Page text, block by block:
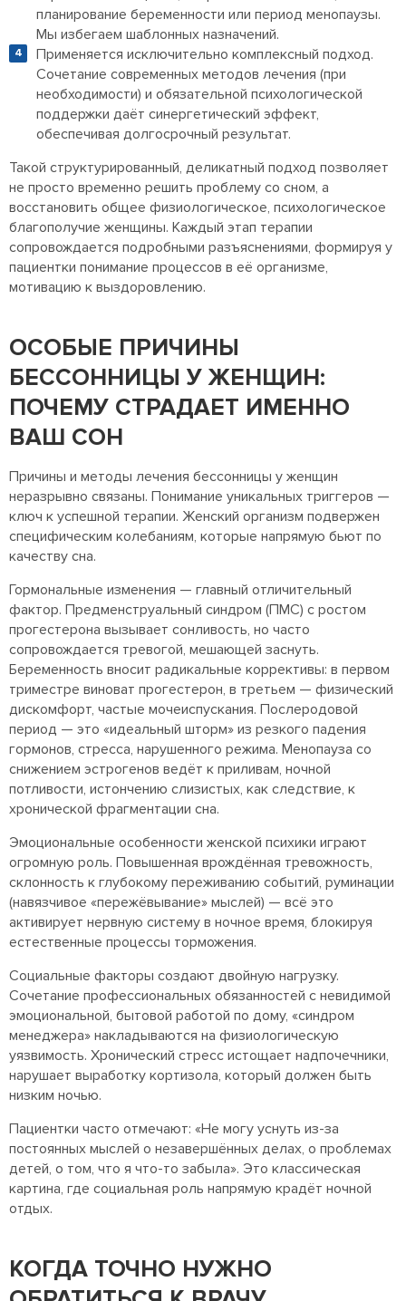
планирование беременности или период менопаузы.
Мы избегаем шаблонных назначений.
Применяется исключительно комплексный подход.
Сочетание современных методов лечения (при
необходимости) и обязательной психологической
поддержки даёт синергетический эффект,
обеспечивая долгосрочный результат.
Такой структурированный, деликатный подход позволяет
не просто временно решить проблему со сном, а
восстановить общее физиологическое, психологическое
благополучие женщины. Каждый этап терапии
сопровождается подробными разъяснениями, формируя у
пациентки понимание процессов в её организме,
мотивацию к выздоровлению.
ОСОБЫЕ ПРИЧИНЫ
БЕССОННИЦЫ У ЖЕНЩИН:
ПОЧЕМУ СТРАДАЕТ ИМЕННО
ВАШ СОН
Причины и методы лечения бессонницы у женщин
неразрывно связаны. Понимание уникальных триггеров —
ключ к успешной терапии. Женский организм подвержен
специфическим колебаниям, которые напрямую бьют по
качеству сна.
Гормональные изменения — главный отличительный
фактор. Предменструальный синдром (ПМС) с ростом
прогестерона вызывает сонливость, но часто
сопровождается тревогой, мешающей заснуть.
Беременность вносит радикальные коррективы: в первом
триместре виноват прогестерон, в третьем — физический
дискомфорт, частые мочеиспускания. Послеродовой
период — это «идеальный шторм» из резкого падения
гормонов, стресса, нарушенного режима. Менопауза со
снижением эстрогенов ведёт к приливам, ночной
потливости, истончению слизистых, как следствие, к
хронической фрагментации сна.
Эмоциональные особенности женской психики играют
огромную роль. Повышенная врождённая тревожность,
склонность к глубокому переживанию событий, руминации
(навязчивое «пережёвывание» мыслей) — всё это
активирует нервную систему в ночное время, блокируя
естественные процессы торможения.
Социальные факторы создают двойную нагрузку.
Сочетание профессиональных обязанностей с невидимой
эмоциональной, бытовой работой по дому, «синдром
менеджера» накладываются на физиологическую
уязвимость. Хронический стресс истощает надпочечники,
нарушает выработку кортизола, который должен быть
низким ночью.
Пациентки часто отмечают: «Не могу уснуть из-за
постоянных мыслей о незавершённых делах, о проблемах
детей, о том, что я что-то забыла». Это классическая
картина, где социальная роль напрямую крадёт ночной
отдых.
КОГДА ТОЧНО НУЖНО